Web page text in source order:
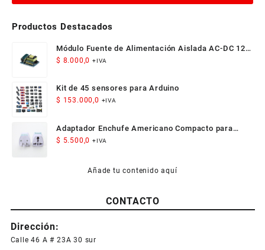
Productos Destacados
Módulo Fuente de Alimentación Aislada AC-DC 12V
300mA 3.5W
$ 8.000,0 +IVA
Kit de 45 sensores para Arduino
$ 153.000,0 +IVA
Adaptador Enchufe Americano Compacto para
Viaje
$ 5.500,0 +IVA
Añade tu contenido aquí
CONTACTO
Dirección:
Calle 46 A # 23A 30 sur